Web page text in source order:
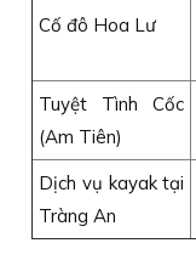
Cố đô Hoa Lư
Tuyệt Tình Cốc
(Am Tiên)
Dịch vụ kayak tại
Tràng An